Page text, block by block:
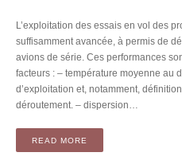
L’exploitation des essais en vol des
suffisamment avancée, à permis de
avions de série. Ces performances
facteurs : – température moyenne au
d’exploitation et, notamment,
déroutement. – dispersion…
READ MORE